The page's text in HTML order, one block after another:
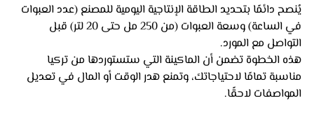
يُنصح دائمًا بتحديد الطاقة الإنتاجية اليومية للمصنع (عدد العبوات
في الساعة) وسعة العبوات (من 250 مل حتى 20 لتر) قبل
التواصل مع المورد.
هذه الخطوة تضمن أن الماكينة التي ستستوردها من تركيا
مناسبة تمامًا لاحتياجاتك، وتمنع هدر الوقت أو المال في تعديل
المواصفات لاحقًا.